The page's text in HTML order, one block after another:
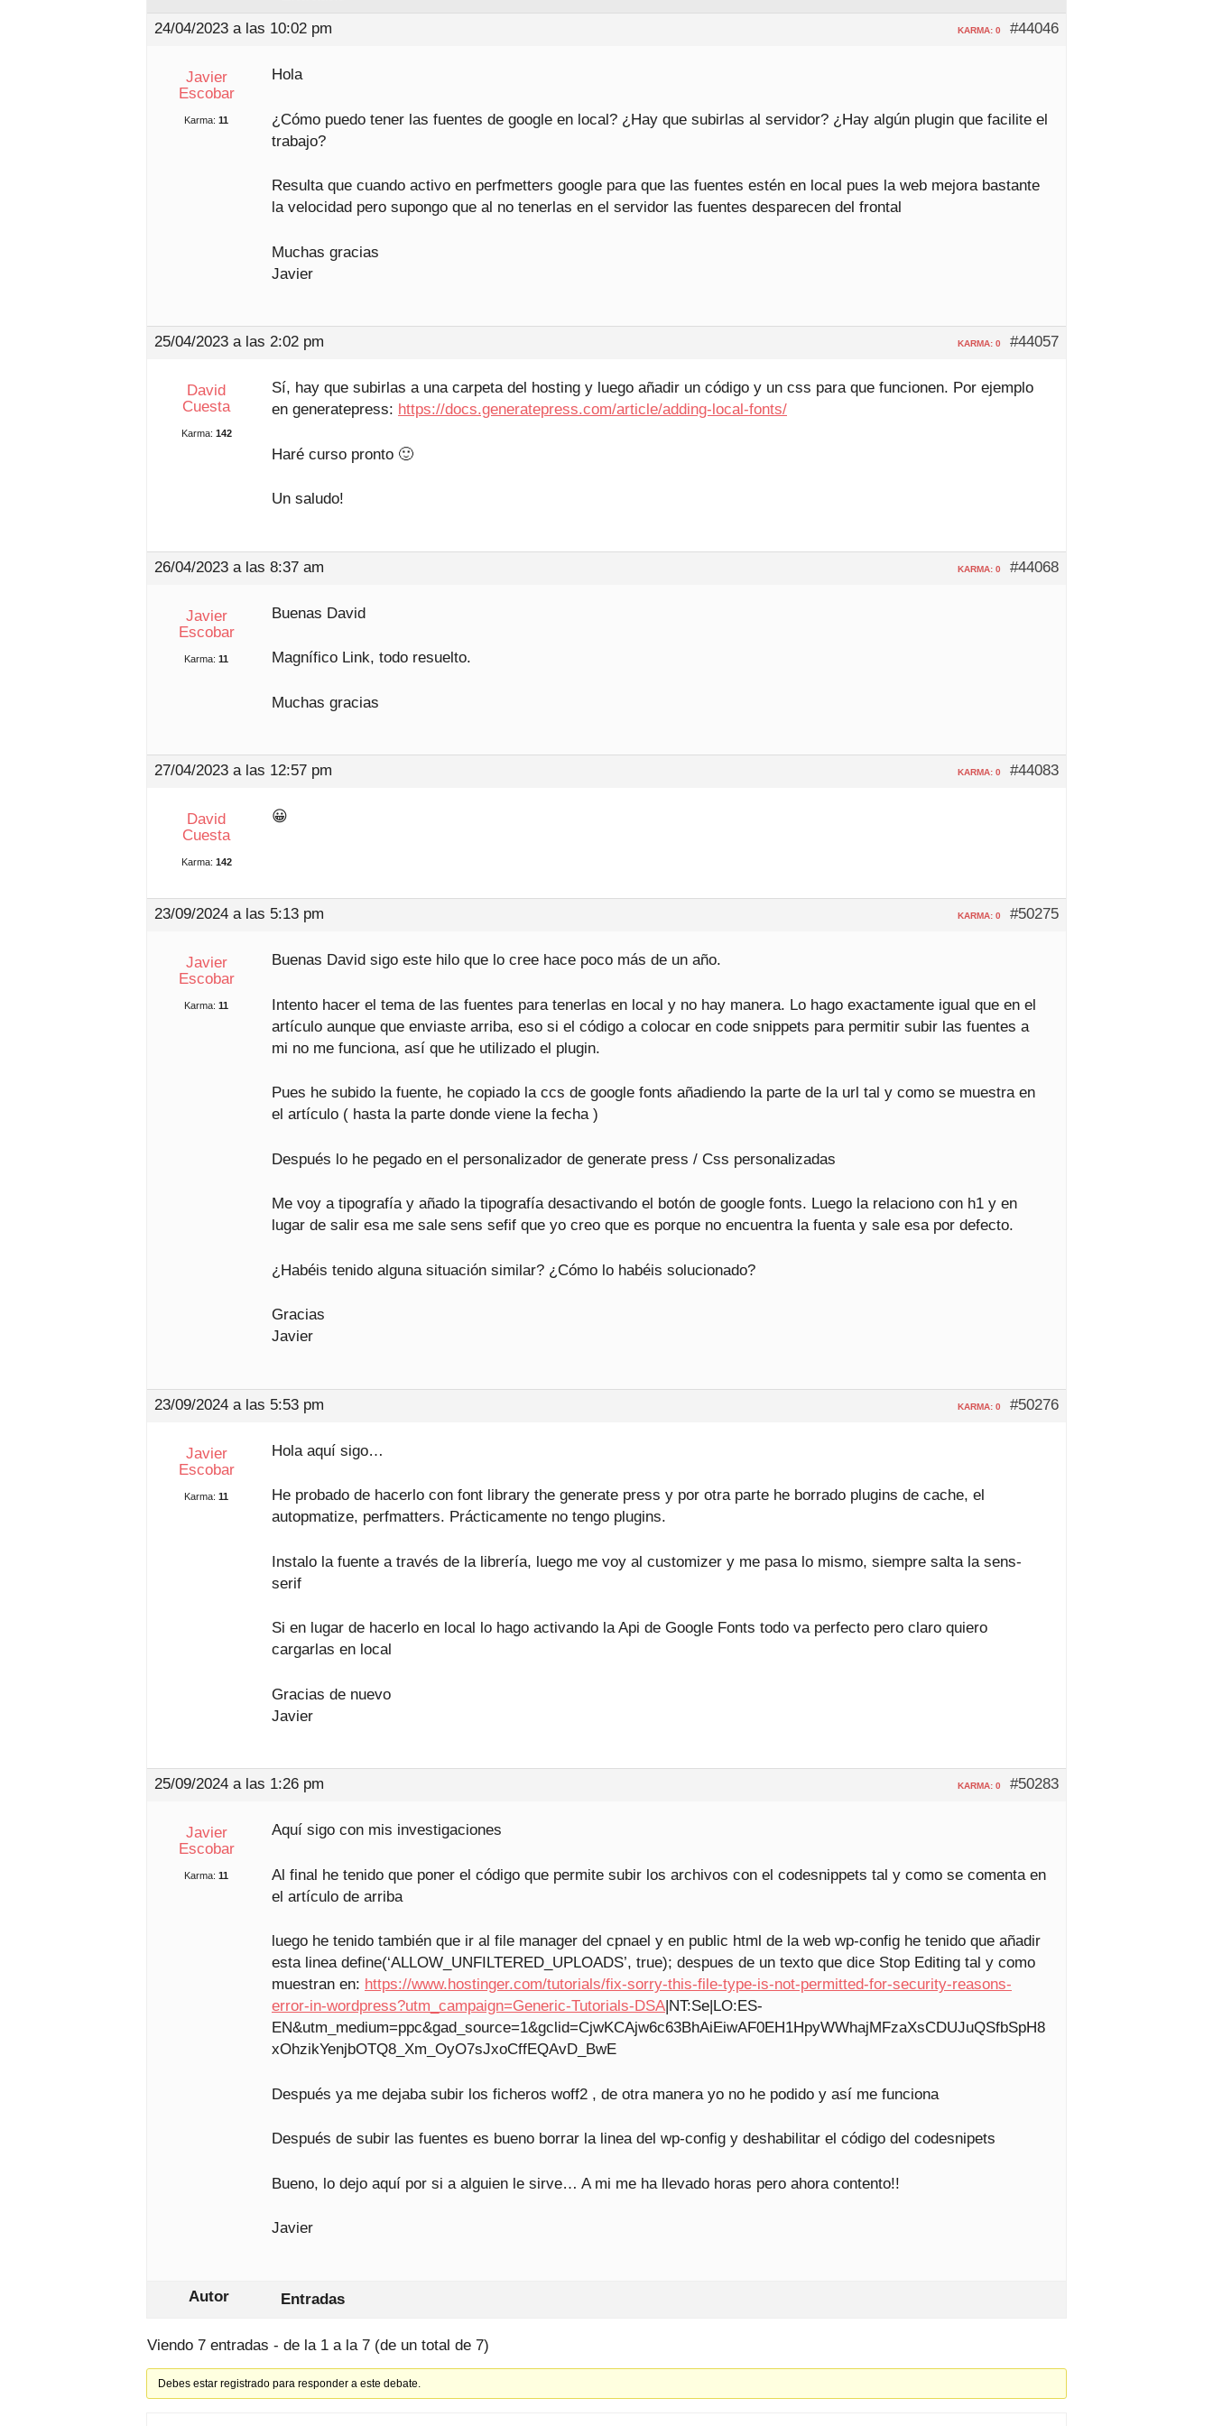
24/04/2023 a las 10:02 pm
#44046
KARMA: 0
Javier
Escobar
Karma: 11
Hola
¿Cómo puedo tener las fuentes de google en local? ¿Hay que subirlas al servidor? ¿Hay algún plugin que facilite el
trabajo?
Resulta que cuando activo en perfmetters google para que las fuentes estén en local pues la web mejora bastante
la velocidad pero supongo que al no tenerlas en el servidor las fuentes desparecen del frontal
Muchas gracias
Javier
25/04/2023 a las 2:02 pm #44057
KARMA: 0
David
Cuesta
Karma: 142
Sí, hay que subirlas a una carpeta del hosting y luego añadir un código y un css para que funcionen. Por ejemplo
en generatepress: https://docs.generatepress.com/article/adding-local-fonts/
Haré curso pronto 🙂
Un saludo!
26/04/2023 a las 8:37 am #44068
KARMA: 0
Javier
Escobar
Karma: 11
Buenas David
Magnífico Link, todo resuelto.
Muchas gracias
27/04/2023 a las 12:57 pm #44083
KARMA: 0
David
Cuesta
Karma: 142
😀
23/09/2024 a las 5:13 pm #50275
KARMA: 0
Javier
Escobar
Karma: 11
Buenas David sigo este hilo que lo cree hace poco más de un año.
Intento hacer el tema de las fuentes para tenerlas en local y no hay manera. Lo hago exactamente igual que en el
artículo aunque que enviaste arriba, eso si el código a colocar en code snippets para permitir subir las fuentes a
mi no me funciona, así que he utilizado el plugin.
Pues he subido la fuente, he copiado la ccs de google fonts añadiendo la parte de la url tal y como se muestra en
el artículo ( hasta la parte donde viene la fecha )
Después lo he pegado en el personalizador de generate press / Css personalizadas
Me voy a tipografía y añado la tipografía desactivando el botón de google fonts. Luego la relaciono con h1 y en
lugar de salir esa me sale sens sefif que yo creo que es porque no encuentra la fuenta y sale esa por defecto.
¿Habéis tenido alguna situación similar? ¿Cómo lo habéis solucionado?
Gracias
Javier
23/09/2024 a las 5:53 pm #50276
KARMA: 0
Javier
Escobar
Karma: 11
Hola aquí sigo…
He probado de hacerlo con font library the generate press y por otra parte he borrado plugins de cache, el
autopmatize, perfmatters. Prácticamente no tengo plugins.
Instalo la fuente a través de la librería, luego me voy al customizer y me pasa lo mismo, siempre salta la sens-
serif
Si en lugar de hacerlo en local lo hago activando la Api de Google Fonts todo va perfecto pero claro quiero
cargarlas en local
Gracias de nuevo
Javier
25/09/2024 a las 1:26 pm #50283
KARMA: 0
Javier
Escobar
Karma: 11
Aquí sigo con mis investigaciones
Al final he tenido que poner el código que permite subir los archivos con el codesnippets tal y como se comenta en
el artículo de arriba
luego he tenido también que ir al file manager del cpnael y en public html de la web wp-config he tenido que añadir
esta linea define(‘ALLOW_UNFILTERED_UPLOADS’, true); despues de un texto que dice Stop Editing tal y como
muestran en: https://www.hostinger.com/tutorials/fix-sorry-this-file-type-is-not-permitted-for-security-reasons-
error-in-wordpress?utm_campaign=Generic-Tutorials-DSA|NT:Se|LO:ES-
EN&utm_medium=ppc&gad_source=1&gclid=CjwKCAjw6c63BhAiEiwAF0EH1HpyWWhajMFzaXsCDUJuQSfbSpH8
xOhzikYenjbOTQ8_Xm_OyO7sJxoCffEQAvD_BwE
Después ya me dejaba subir los ficheros woff2 , de otra manera yo no he podido y así me funciona
Después de subir las fuentes es bueno borrar la linea del wp-config y deshabilitar el código del codesnipets
Bueno, lo dejo aquí por si a alguien le sirve… A mi me ha llevado horas pero ahora contento!!
Javier
Autor Entradas
Viendo 7 entradas - de la 1 a la 7 (de un total de 7)
Debes estar registrado para responder a este debate.